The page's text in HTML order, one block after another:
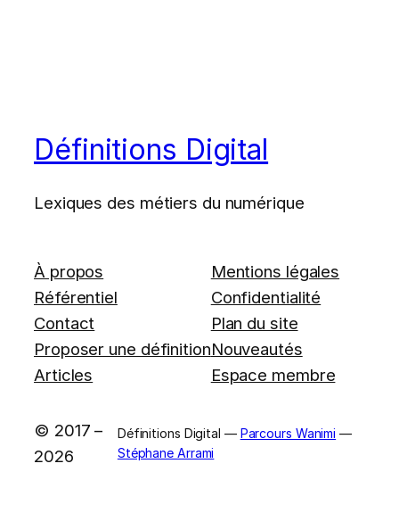
Définitions Digital
Lexiques des métiers du numérique
À propos
Référentiel
Contact
Proposer une définition
Articles
Mentions légales
Confidentialité
Plan du site
Nouveautés
Espace membre
© 2017 –
2026
Définitions Digital — Parcours Wanimi —
Stéphane Arrami